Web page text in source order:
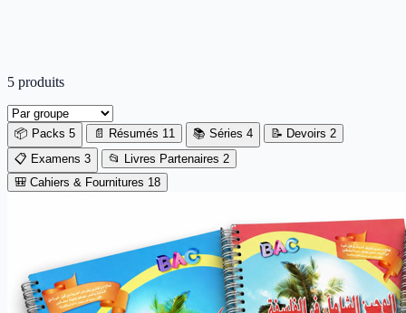
5 produits
📦 Packs 5 📄 Résumés 11 📚 Séries 4 📝 Devoirs 2
📋 Examens 3 📂 Livres Partenaires 2
🎒 Cahiers & Fournitures 18